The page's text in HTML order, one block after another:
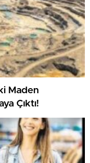
Maden
Çıktı!